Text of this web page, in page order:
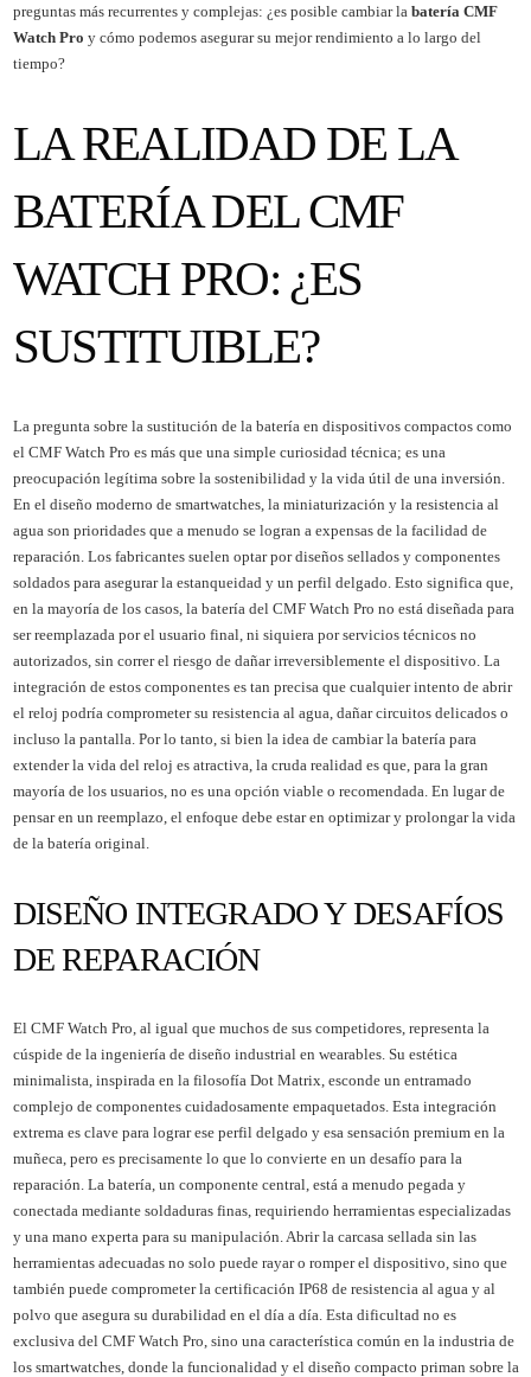
preguntas más recurrentes y complejas: ¿es posible cambiar la batería CMF
Watch Pro y cómo podemos asegurar su mejor rendimiento a lo largo del
tiempo?
LA REALIDAD DE LA
BATERÍA DEL CMF
WATCH PRO: ¿ES
SUSTITUIBLE?
La pregunta sobre la sustitución de la batería en dispositivos compactos como
el CMF Watch Pro es más que una simple curiosidad técnica; es una
preocupación legítima sobre la sostenibilidad y la vida útil de una inversión.
En el diseño moderno de smartwatches, la miniaturización y la resistencia al
agua son prioridades que a menudo se logran a expensas de la facilidad de
reparación. Los fabricantes suelen optar por diseños sellados y componentes
soldados para asegurar la estanqueidad y un perfil delgado. Esto significa que,
en la mayoría de los casos, la batería del CMF Watch Pro no está diseñada para
ser reemplazada por el usuario final, ni siquiera por servicios técnicos no
autorizados, sin correr el riesgo de dañar irreversiblemente el dispositivo. La
integración de estos componentes es tan precisa que cualquier intento de abrir
el reloj podría comprometer su resistencia al agua, dañar circuitos delicados o
incluso la pantalla. Por lo tanto, si bien la idea de cambiar la batería para
extender la vida del reloj es atractiva, la cruda realidad es que, para la gran
mayoría de los usuarios, no es una opción viable o recomendada. En lugar de
pensar en un reemplazo, el enfoque debe estar en optimizar y prolongar la vida
de la batería original.
DISEÑO INTEGRADO Y DESAFÍOS
DE REPARACIÓN
El CMF Watch Pro, al igual que muchos de sus competidores, representa la
cúspide de la ingeniería de diseño industrial en wearables. Su estética
minimalista, inspirada en la filosofía Dot Matrix, esconde un entramado
complejo de componentes cuidadosamente empaquetados. Esta integración
extrema es clave para lograr ese perfil delgado y esa sensación premium en la
muñeca, pero es precisamente lo que lo convierte en un desafío para la
reparación. La batería, un componente central, está a menudo pegada y
conectada mediante soldaduras finas, requiriendo herramientas especializadas
y una mano experta para su manipulación. Abrir la carcasa sellada sin las
herramientas adecuadas no solo puede rayar o romper el dispositivo, sino que
también puede comprometer la certificación IP68 de resistencia al agua y al
polvo que asegura su durabilidad en el día a día. Esta dificultad no es
exclusiva del CMF Watch Pro, sino una característica común en la industria de
los smartwatches, donde la funcionalidad y el diseño compacto priman sobre la